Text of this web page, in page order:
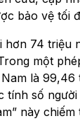
bảo vệ tối
hơn 74 triệu
một
là
tính số
này